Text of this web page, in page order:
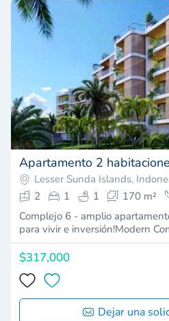
Apartamento 2
Lesser Sunda Islands,
2
1 1 170 m²
Complejo 6 - amplio
para vivir e inversión!Modern
$317,000
Dejar una